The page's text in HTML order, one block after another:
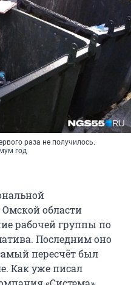
раза не получилось.
год
области
рабочей группы по
Последним оно
пересчёт был
Как уже писал